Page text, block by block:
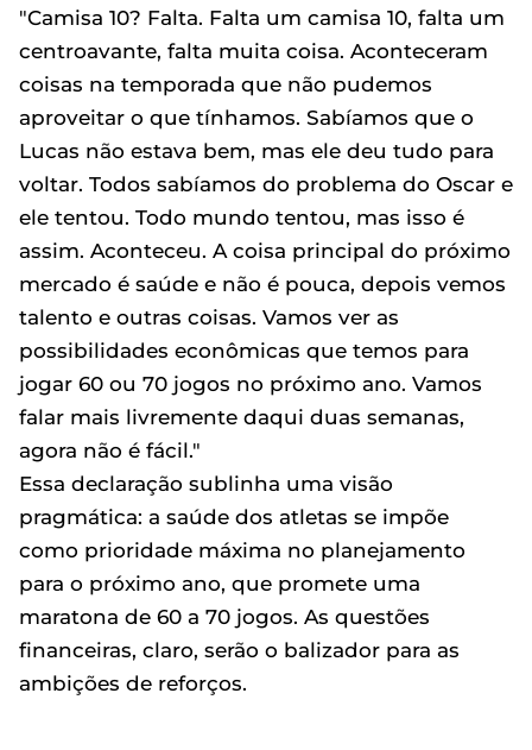
"Camisa 10? Falta. Falta um camisa 10, falta um
centroavante, falta muita coisa. Aconteceram
coisas na temporada que não pudemos
aproveitar o que tínhamos. Sabíamos que o
Lucas não estava bem, mas ele deu tudo para
voltar. Todos sabíamos do problema do Oscar e
ele tentou. Todo mundo tentou, mas isso é
assim. Aconteceu. A coisa principal do próximo
mercado é saúde e não é pouca, depois vemos
talento e outras coisas. Vamos ver as
possibilidades econômicas que temos para
jogar 60 ou 70 jogos no próximo ano. Vamos
falar mais livremente daqui duas semanas,
agora não é fácil."
Essa declaração sublinha uma visão
pragmática: a saúde dos atletas se impõe
como prioridade máxima no planejamento
para o próximo ano, que promete uma
maratona de 60 a 70 jogos. As questões
financeiras, claro, serão o balizador para as
ambições de reforços.